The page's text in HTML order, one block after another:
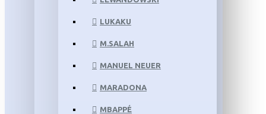
LUKAKU
M.SALAH
MANUEL NEUER
MARADONA
MBAPPÉ